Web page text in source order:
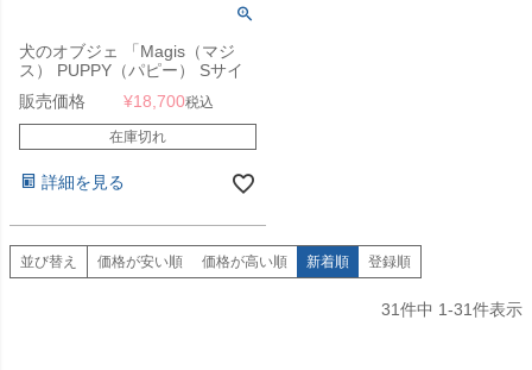
犬のオブジェ 「Magis（マジ
ス） PUPPY（パピー） Sサイ
ズ MT50」
販売価格 ¥18,700税込
在庫切れ
詳細を見る
並び替え 価格が安い順 価格が高い順 新着順 登録順
31件中 1-31件表示